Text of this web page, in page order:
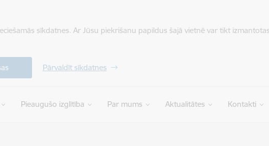
sīkdatnes. Ar Jūsu piekrišanu papildus šajā vietnē var tikt
Pārvaldīt sīkdatnes
Pieaugušo izglītība Par mums Aktualitātes Kontakti